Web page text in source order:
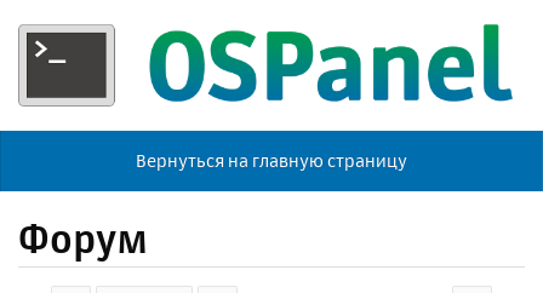
Вернуться на главную страницу
Форум